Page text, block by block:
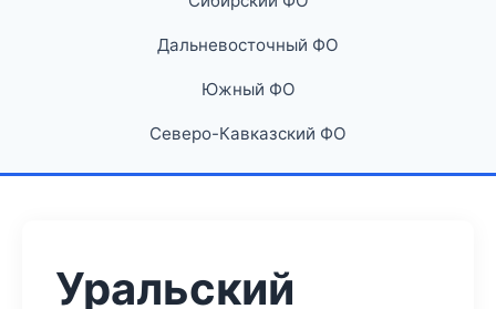
Дальневосточный ФО
Южный ФО
Северо-Кавказский ФО
Уральский